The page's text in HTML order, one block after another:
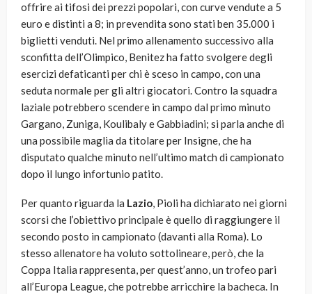
offrire ai tifosi dei prezzi popolari, con curve vendute a 5
euro e distinti a 8; in prevendita sono stati ben 35.000 i
biglietti venduti. Nel primo allenamento successivo alla
sconfitta dell’Olimpico, Benitez ha fatto svolgere degli
esercizi defaticanti per chi è sceso in campo, con una
seduta normale per gli altri giocatori. Contro la squadra
laziale potrebbero scendere in campo dal primo minuto
Gargano, Zuniga, Koulibaly e Gabbiadini; si parla anche di
una possibile maglia da titolare per Insigne, che ha
disputato qualche minuto nell’ultimo match di campionato
dopo il lungo infortunio patito.
Per quanto riguarda la Lazio, Pioli ha dichiarato nei giorni
scorsi che l’obiettivo principale è quello di raggiungere il
secondo posto in campionato (davanti alla Roma). Lo
stesso allenatore ha voluto sottolineare, però, che la
Coppa Italia rappresenta, per quest’anno, un trofeo pari
all’Europa League, che potrebbe arricchire la bacheca. In